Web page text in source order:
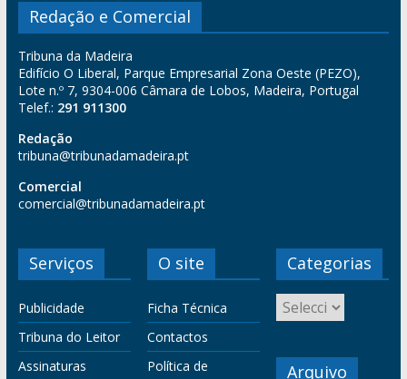
Redação e Comercial
Tribuna da Madeira
Edifício O Liberal, Parque Empresarial Zona Oeste (PEZO),
Lote n.º 7, 9304-006 Câmara de Lobos, Madeira, Portugal
Telef.: 291 911300
Redação
tribuna@tribunadamadeira.pt
Comercial
comercial@tribunadamadeira.pt
Serviços
Publicidade
Tribuna do Leitor
Assinaturas
O site
Ficha Técnica
Contactos
Política de
Categorias
Arquivo